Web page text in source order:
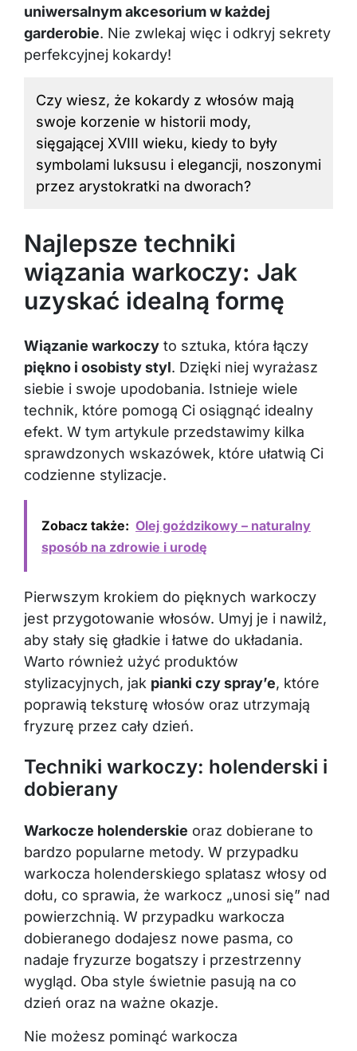
uniwersalnym akcesorium w każdej
garderobie. Nie zwlekaj więc i odkryj sekrety
perfekcyjnej kokardy!
Czy wiesz, że kokardy z włosów mają
swoje korzenie w historii mody,
sięgającej XVIII wieku, kiedy to były
symbolami luksusu i elegancji, noszonymi
przez arystokratki na dworach?
Najlepsze techniki
wiązania warkoczy: Jak
uzyskać idealną formę
Wiązanie warkoczy to sztuka, która łączy
piękno i osobisty styl. Dzięki niej wyrażasz
siebie i swoje upodobania. Istnieje wiele
technik, które pomogą Ci osiągnąć idealny
efekt. W tym artykule przedstawimy kilka
sprawdzonych wskazówek, które ułatwią Ci
codzienne stylizacje.
Zobacz także: Olej goździkowy – naturalny
sposób na zdrowie i urodę
Pierwszym krokiem do pięknych warkoczy
jest przygotowanie włosów. Umyj je i nawilż,
aby stały się gładkie i łatwe do układania.
Warto również użyć produktów
stylizacyjnych, jak pianki czy spray’e, które
poprawią teksturę włosów oraz utrzymają
fryzurę przez cały dzień.
Techniki warkoczy: holenderski i
dobierany
Warkocze holenderskie oraz dobierane to
bardzo popularne metody. W przypadku
warkocza holenderskiego splatasz włosy od
dołu, co sprawia, że warkocz „unosi się” nad
powierzchnią. W przypadku warkocza
dobieranego dodajesz nowe pasma, co
nadaje fryzurze bogatszy i przestrzenny
wygląd. Oba style świetnie pasują na co
dzień oraz na ważne okazje.
Nie możesz pominąć warkocza